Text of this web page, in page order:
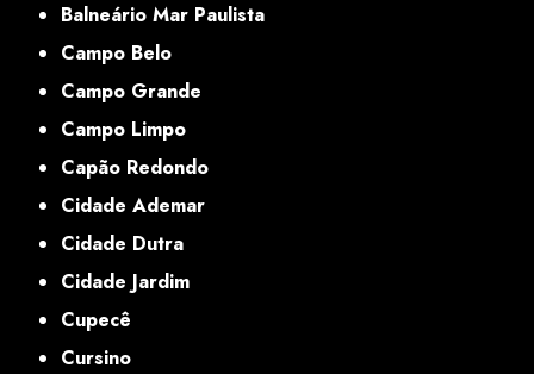
Balneário Mar Paulista
Campo Belo
Campo Grande
Campo Limpo
Capão Redondo
Cidade Ademar
Cidade Dutra
Cidade Jardim
Cupecê
Cursino